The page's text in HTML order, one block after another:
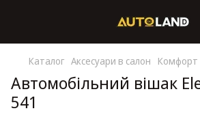
Каталог Аксесуари в салон Комфорт
Автомобільний вішак
541